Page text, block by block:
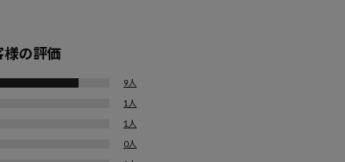
様の評価
9人
1人
1人
0人